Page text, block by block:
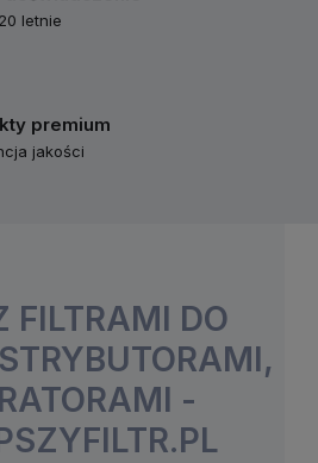
letnie
premium
jakości
FILTRAMI DO
-